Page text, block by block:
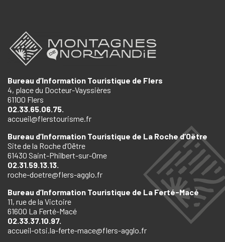
Bureau d’Information Touristique de Flers
4, place du Docteur-Vayssières
61100 Flers
02.33.65.06.75.
accueil@flerstourisme.fr
Bureau d’Information Touristique de La Roche d’Oëtre
Site de la Roche d’Oëtre
61430 Saint-Philbert-sur-Orne
02.31.59.13.13.
roche-doetre@flers-agglo.fr
Bureau d’Information Touristique de La Ferté-Macé
11, rue de la Victoire
61600 La Ferté-Macé
02.33.37.10.97.
accueil-otsi.la-ferte-mace@flers-agglo.fr